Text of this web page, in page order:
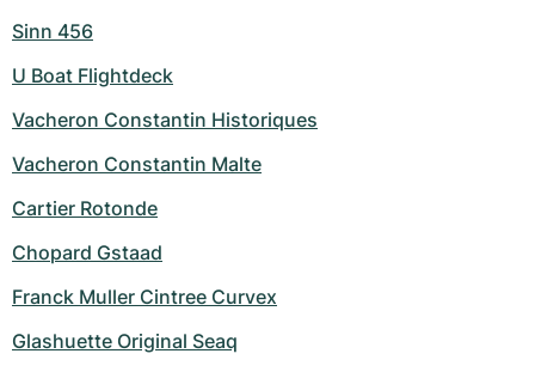
Sinn 456
U Boat Flightdeck
Vacheron Constantin Historiques
Vacheron Constantin Malte
Cartier Rotonde
Chopard Gstaad
Franck Muller Cintree Curvex
Glashuette Original Seaq